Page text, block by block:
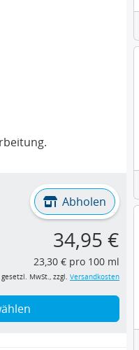
Abholen
34,95 €
23,30 € pro 100 ml
MwSt., zzgl. Versandkosten